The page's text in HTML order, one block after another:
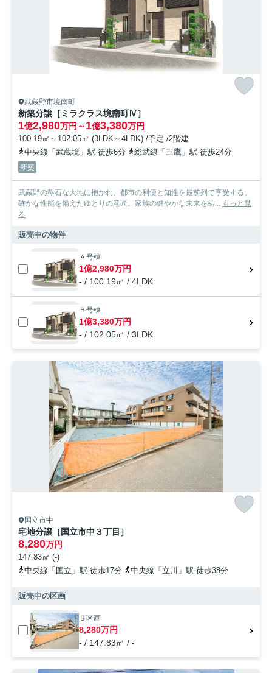
武蔵野市境南町
新築分譲［ミラクラス境南町Ⅳ］
1億2,980万円～1億3,380万円
100.19㎡～102.05㎡ (3LDK～4LDK) /予定 /2階建
中央線「武蔵境」駅 徒歩6分
総武線「三鷹」駅 徒歩24分
新築
武蔵野の盤石な大地に抱かれ、都市の利便と知性を最前列で享受する。
確かな性能を備えたゆとりの意匠。家族の健やかな未来を紡... もっと見
る
販売中の物件
Ａ号棟
1億2,980万円
- / 100.19㎡ / 4LDK
Ｂ号棟
1億3,380万円
- / 102.05㎡ / 3LDK
国立市中
宅地分譲［国立市中３丁目］
8,280万円
147.83㎡ (-)
中央線「国立」駅 徒歩17分
中央線「立川」駅 徒歩38分
販売中の区画
Ｂ区画
8,280万円
- / 147.83㎡ / -